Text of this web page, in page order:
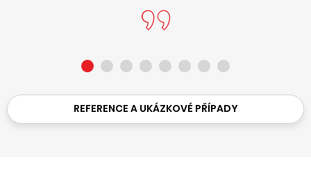
REFERENCE A UKÁZKOVÉ PŘÍPADY